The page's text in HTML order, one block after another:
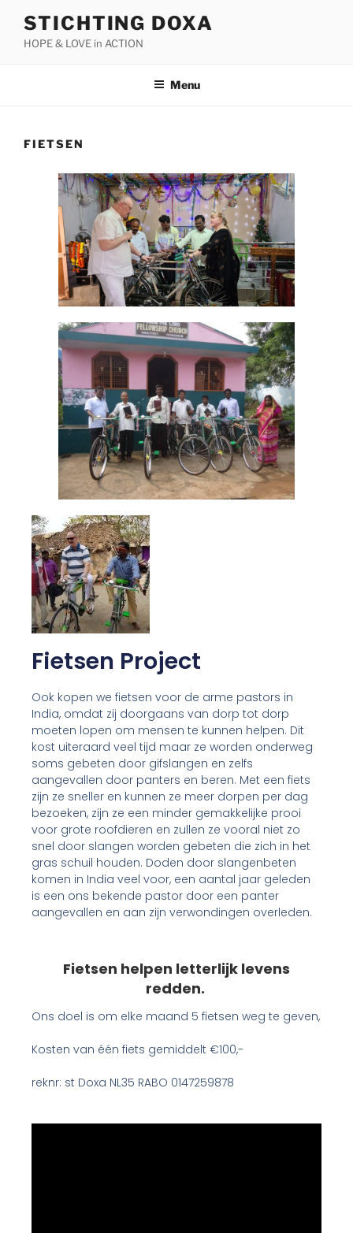
STICHTING DOXA
HOPE & LOVE in ACTION
Menu
FIETSEN
Fietsen Project
Ook kopen we fietsen voor de arme pastors in
India, omdat zij doorgaans van dorp tot dorp
moeten lopen om mensen te kunnen helpen. Dit
kost uiteraard veel tijd maar ze worden onderweg
soms gebeten door gifslangen en zelfs
aangevallen door panters en beren. Met een fiets
zijn ze sneller en kunnen ze meer dorpen per dag
bezoeken, zijn ze een minder gemakkelijke prooi
voor grote roofdieren en zullen ze vooral niet zo
snel door slangen worden gebeten die zich in het
gras schuil houden. Doden door slangenbeten
komen in India veel voor, een aantal jaar geleden
is een ons bekende pastor door een panter
aangevallen en aan zijn verwondingen overleden.
Fietsen helpen letterlijk levens
redden.
Ons doel is om elke maand 5 fietsen weg te geven,
Kosten van één fiets gemiddelt €100,-
reknr: st Doxa NL35 RABO 0147259878